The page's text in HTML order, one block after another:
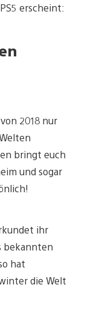
erscheint:
2018 nur
bringt euch
und sogar
ihr
bekannten
hat
die Welt